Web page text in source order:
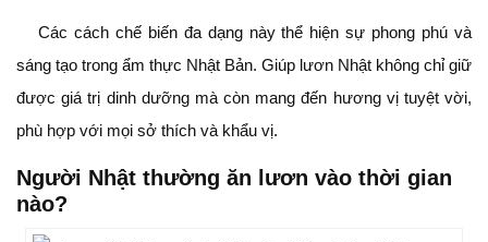
Các cách chế biến đa dạng này thể hiện sự phong phú và
sáng tạo trong ẩm thực Nhật Bản. Giúp lươn Nhật không chỉ giữ
được giá trị dinh dưỡng mà còn mang đến hương vị tuyệt vời,
phù hợp với mọi sở thích và khẩu vị.
Người Nhật thường ăn lươn vào thời gian
nào?